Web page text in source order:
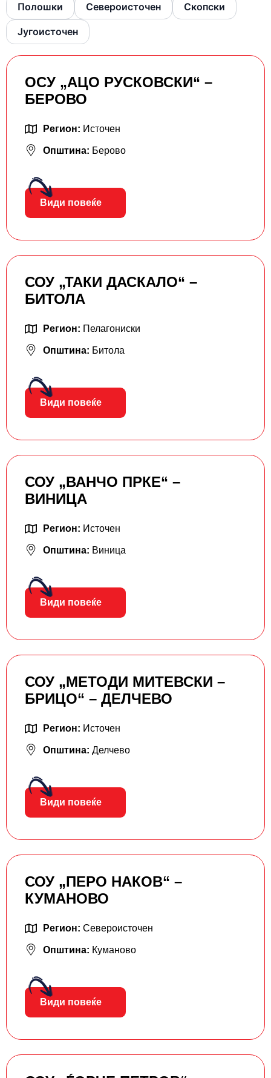
Полошки Североисточен Скопски
Југоисточен
ОСУ „АЦО РУСКОВСКИ“ –
БЕРОВО
Регион: Источен
Општина: Берово
Види повеќе
СОУ „ТАКИ ДАСКАЛО“ –
БИТОЛА
Регион: Пелагониски
Општина: Битола
Види повеќе
СОУ „ВАНЧО ПРКЕ“ –
ВИНИЦА
Регион: Источен
Општина: Виница
Види повеќе
СОУ „МЕТОДИ МИТЕВСКИ –
БРИЦО“ – ДЕЛЧЕВО
Регион: Источен
Општина: Делчево
Види повеќе
СОУ „ПЕРО НАКОВ“ –
КУМАНОВО
Регион: Североисточен
Општина: Куманово
Види повеќе